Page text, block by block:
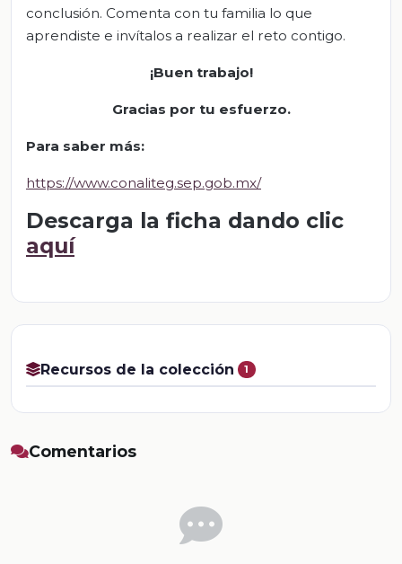
conclusión. Comenta con tu familia lo que
aprendiste e invítalos a realizar el reto contigo.
¡Buen trabajo!
Gracias por tu esfuerzo.
Para saber más:
https://www.conaliteg.sep.gob.mx/
Descarga la ficha dando clic
aquí
Recursos de la colección 1
Comentarios